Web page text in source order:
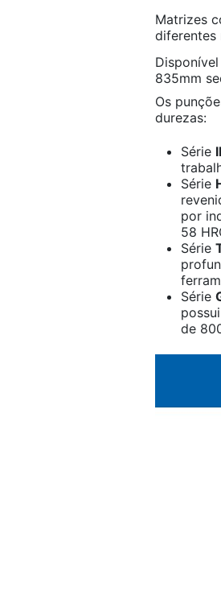
Matrizes
diferentes
835mm
Os
durezas:
Série
Série
por
58
Série
Série
de